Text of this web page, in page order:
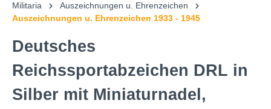
Militaria
Auszeichnungen u. Ehrenzeichen
Auszeichnungen u. Ehrenzeichen 1933 - 1945
Deutsches
Reichssportabzeichen DRL in
Silber mit Miniaturnadel,